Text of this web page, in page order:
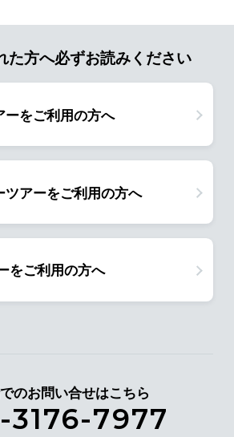
た方へ必ずお読みください
ーをご利用の方へ
ツアーをご利用の方へ
をご利用の方へ
のお問い合せはこちら
3176-7977